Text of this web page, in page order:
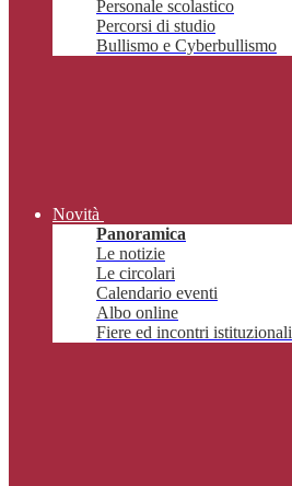
Personale scolastico
Percorsi di studio
Bullismo e Cyberbullismo
Novità
Panoramica
Le notizie
Le circolari
Calendario eventi
Albo online
Fiere ed incontri istituzionali